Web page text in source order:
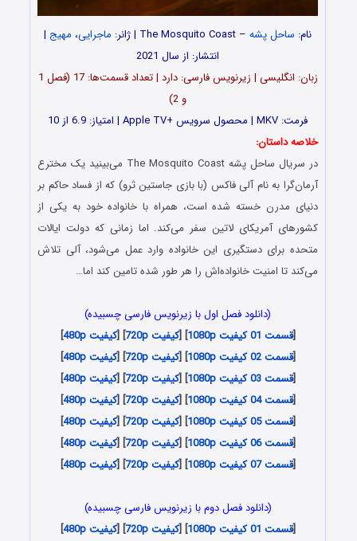
نام: ساحل پشه – The Mosquito Coast | ژانر: ماجرایی، مهیج |
انتشار: از سال 2021
زبان: انگلیسی | زیرنویس فارسی: دارد | تعداد قسمت‌‌‌‌‌ها: 17 (فصل 1
و 2)
فرمت: MKV | محصول سرویس +Apple TV | امتیاز: 6.9 از 10
خلاصه داستان:
در سریال ساحل پشه
The Mosquito Coast می‌بینید یک مخترع
آرمان‌گرا به نام آلی فاکس (با بازی جاستین ثرو) که از فساد حاکم بر
دنیای مدرن خسته شده است، همراه با خانواده خود به یکی از
کشورهای آمریکای لاتین سفر می‌کند. اما زمانی که دولت ایالات
متحده برای دستگیری این خانواده وارد عمل می‌شود، آلی تلاش
می‌کند تا امنیت خانواده‌اش را هر طور شده تامین کند اما…
(دانلود فصل اول با زیرنویس فارسی چسبیده)
[قسمت 01 کیفیت 1080p ] [کیفیت 720p ] [کیفیت 480p
]
[قسمت 02 کیفیت 1080p ] [کیفیت 720p ] [کیفیت 480p
]
[قسمت 03 کیفیت 1080p ] [کیفیت 720p ] [کیفیت 480p
]
[قسمت 04 کیفیت 1080p ] [کیفیت 720p ] [کیفیت 480p
]
[قسمت 05 کیفیت 1080p ] [کیفیت 720p ] [کیفیت 480p
]
[قسمت 06 کیفیت 1080p ] [کیفیت 720p ] [کیفیت 480p
]
[قسمت 07 کیفیت 1080p ] [کیفیت 720p ] [کیفیت 480p ]
(دانلود فصل دوم با زیرنویس فارسی چسبیده)
[قسمت 01 کیفیت 1080p ] [کیفیت 720p ] [کیفیت 480p
]